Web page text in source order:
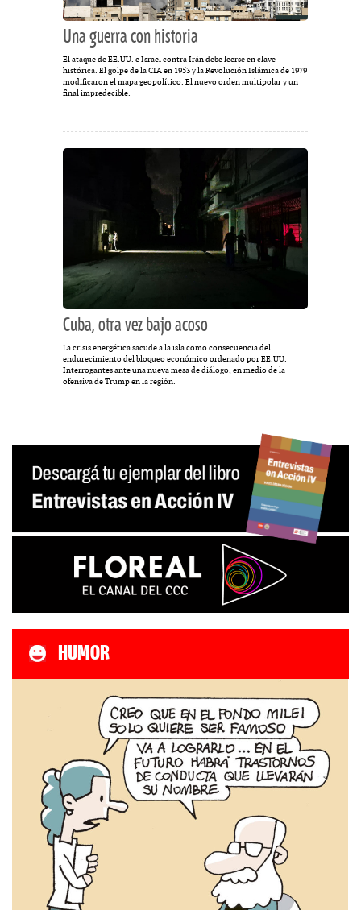
Una guerra con historia
El ataque de EE.UU. e Israel contra Irán debe leerse en clave
histórica. El golpe de la CIA en 1953 y la Revolución Islámica de 1979
modificaron el mapa geopolítico. El nuevo orden multipolar y un
final impredecible.
Cuba, otra vez bajo acoso
La crisis energética sacude a la isla como consecuencia del
endurecimiento del bloqueo económico ordenado por EE.UU.
Interrogantes ante una nueva mesa de diálogo, en medio de la
ofensiva de Trump en la región.
HUMOR